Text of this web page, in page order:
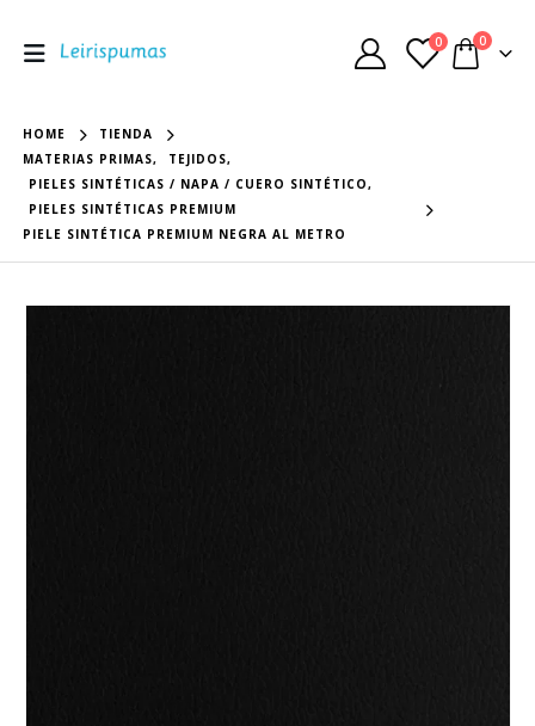
0 0
HOME
TIENDA
MATERIAS PRIMAS, TEJIDOS,
PIELES SINTÉTICAS / NAPA / CUERO SINTÉTICO,
PIELES SINTÉTICAS PREMIUM
PIELE SINTÉTICA PREMIUM NEGRA AL METRO